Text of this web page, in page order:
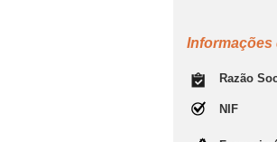
Informações
Razão
NIF